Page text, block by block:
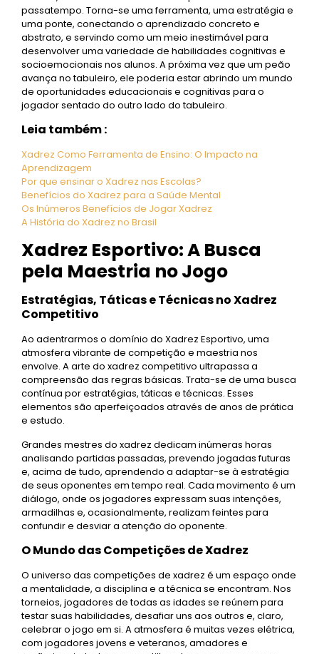
passatempo. Torna-se uma ferramenta, uma estratégia e
uma ponte, conectando o aprendizado concreto e
abstrato, e servindo como um meio inestimável para
desenvolver uma variedade de habilidades cognitivas e
socioemocionais nos alunos. A próxima vez que um peão
avança no tabuleiro, ele poderia estar abrindo um mundo
de oportunidades educacionais e cognitivas para o
jogador sentado do outro lado do tabuleiro.
Leia também :
Xadrez Como Ferramenta de Ensino: O Impacto na
Aprendizagem
Por que ensinar o Xadrez nas Escolas?
Benefícios do Xadrez para a Saúde Mental
Os Inúmeros Benefícios de Jogar Xadrez
A História do Xadrez no Brasil
Xadrez Esportivo: A Busca
pela Maestria no Jogo
Estratégias, Táticas e Técnicas no Xadrez
Competitivo
Ao adentrarmos o domínio do Xadrez Esportivo, uma
atmosfera vibrante de competição e maestria nos
envolve. A arte do xadrez competitivo ultrapassa a
compreensão das regras básicas. Trata-se de uma busca
contínua por estratégias, táticas e técnicas. Esses
elementos são aperfeiçoados através de anos de prática
e estudo.
Grandes mestres do xadrez dedicam inúmeras horas
analisando partidas passadas, prevendo jogadas futuras
e, acima de tudo, aprendendo a adaptar-se à estratégia
de seus oponentes em tempo real. Cada movimento é um
diálogo, onde os jogadores expressam suas intenções,
armadilhas e, ocasionalmente, realizam feintes para
confundir e desviar a atenção do oponente.
O Mundo das Competições de Xadrez
O universo das competições de xadrez é um espaço onde
a mentalidade, a disciplina e a técnica se encontram. Nos
torneios, jogadores de todas as idades se reúnem para
testar suas habilidades, desafiar uns aos outros e, claro,
celebrar o jogo em si. A atmosfera é muitas vezes elétrica,
com jogadores jovens e veteranos, amadores e